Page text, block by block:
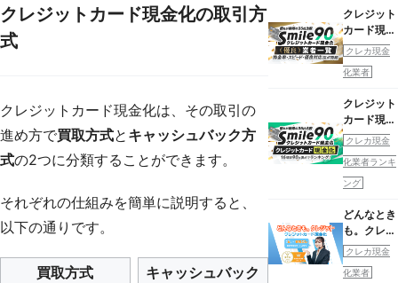
クレジットカード現金化の取引方
式
クレジットカード現金化は、その取引の
進め方で買取方式と キャッシュバック方
式の2つに分類することができます。
それぞれの仕組みを簡単に説明すると、
以下の通りです。
買取方式
キャッシュバック
クレジット
カード現金
化業者一覧
クレカ現金
化業者
クレジット
カード現金
化のメリッ
ト
クレカ現金
化業者ランキ
ング
どんなとき
も。クレジ
ット
クレカ現金
化業者